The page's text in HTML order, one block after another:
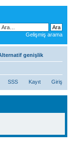
Gelişmiş arama
SSS Kayıt Giriş